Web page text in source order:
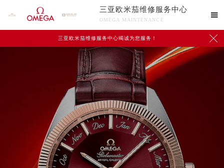
三亚欧米茄维修服务中心
OMEGA MAINTENANCE

三亚欧米茄维修服务中心竭诚为您服务！ 